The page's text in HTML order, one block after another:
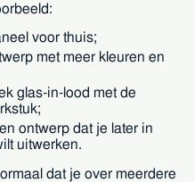
voor thuis;
met meer kleuren en
glas-in-lood met de
ontwerp dat je later in
uitwerken.
dat je over meerdere